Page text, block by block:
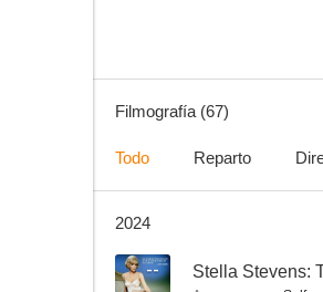
Filmografía (67)
Todo Reparto
2024
-- Stella Stevens: